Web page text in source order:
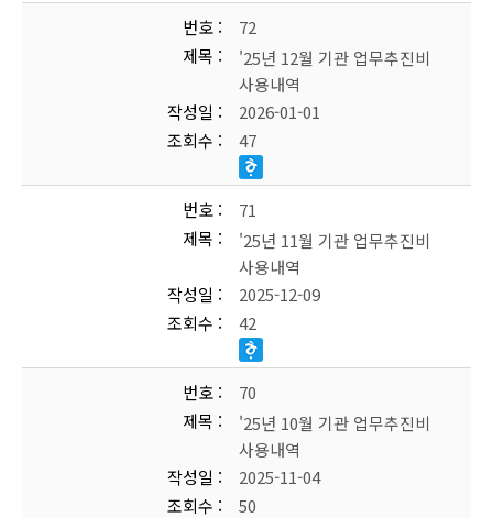
번호
72
제목
'25년 12월 기관 업무추진비
사용내역
작성일
2026-01-01
조회수
47
번호
71
제목
'25년 11월 기관 업무추진비
사용내역
작성일
2025-12-09
조회수
42
번호
70
제목
'25년 10월 기관 업무추진비
사용내역
작성일
2025-11-04
조회수
50